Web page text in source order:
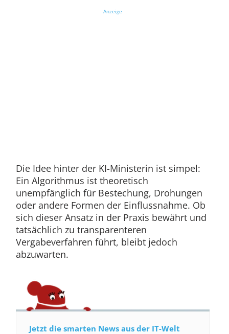
Anzeige
Die Idee hinter der KI-Ministerin ist simpel:
Ein Algorithmus ist theoretisch
unempfänglich für Bestechung, Drohungen
oder andere Formen der Einflussnahme. Ob
sich dieser Ansatz in der Praxis bewährt und
tatsächlich zu transparenteren
Vergabeverfahren führt, bleibt jedoch
abzuwarten.
Jetzt die smarten News aus der IT-Welt